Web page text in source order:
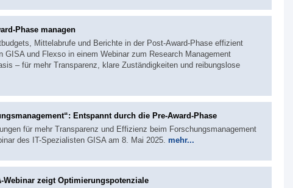
Phase managen
Mittelabrufe und Berichte in der Post-Award-Phase effizient
GISA und Flexso in einem Webinar zum Research Management
– für mehr Transparenz, klare Zuständigkeiten und reibungslose
Entspannt durch die Pre-Award-Phase
für mehr Transparenz und Effizienz beim Forschungsmanagement
des IT-Spezialisten GISA am 8. Mai 2025. mehr...
Webinar zeigt Optimierungspotenziale